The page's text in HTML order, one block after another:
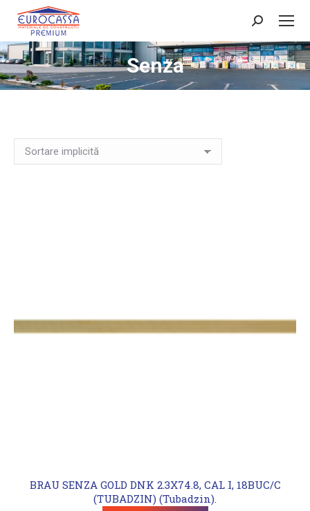
Search:
Senza
BRAU SENZA GOLD DNK 2.3X74.8, CAL I, 18BUC/C
(TUBADZIN) (Tubadzin).